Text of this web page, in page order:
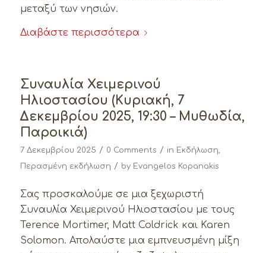
μεταξύ των νησιών.
Διαβάστε περισσότερα
Συναυλία Χειμερινού
Ηλιοστασίου (Κυριακή, 7
Δεκεμβρίου 2025, 19:30 – Μυθωδία,
Παροικιά)
7 Δεκεμβρίου 2025 / 0 Comments / in Εκδήλωση
Περασμένη εκδήλωση / by Evangelos Kopanakis
Σας προσκαλούμε σε μια ξεχωριστή
Συναυλία Χειμερινού Ηλιοστασίου με τους
Terence Mortimer, Matt Coldrick και Karen
Solomon. Απολαύστε μια εμπνευσμένη μίξη